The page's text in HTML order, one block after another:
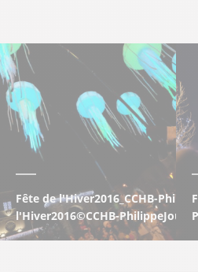
Fête de l'Hiver2016_CCHB-
l'Hiver2016©CCHB-